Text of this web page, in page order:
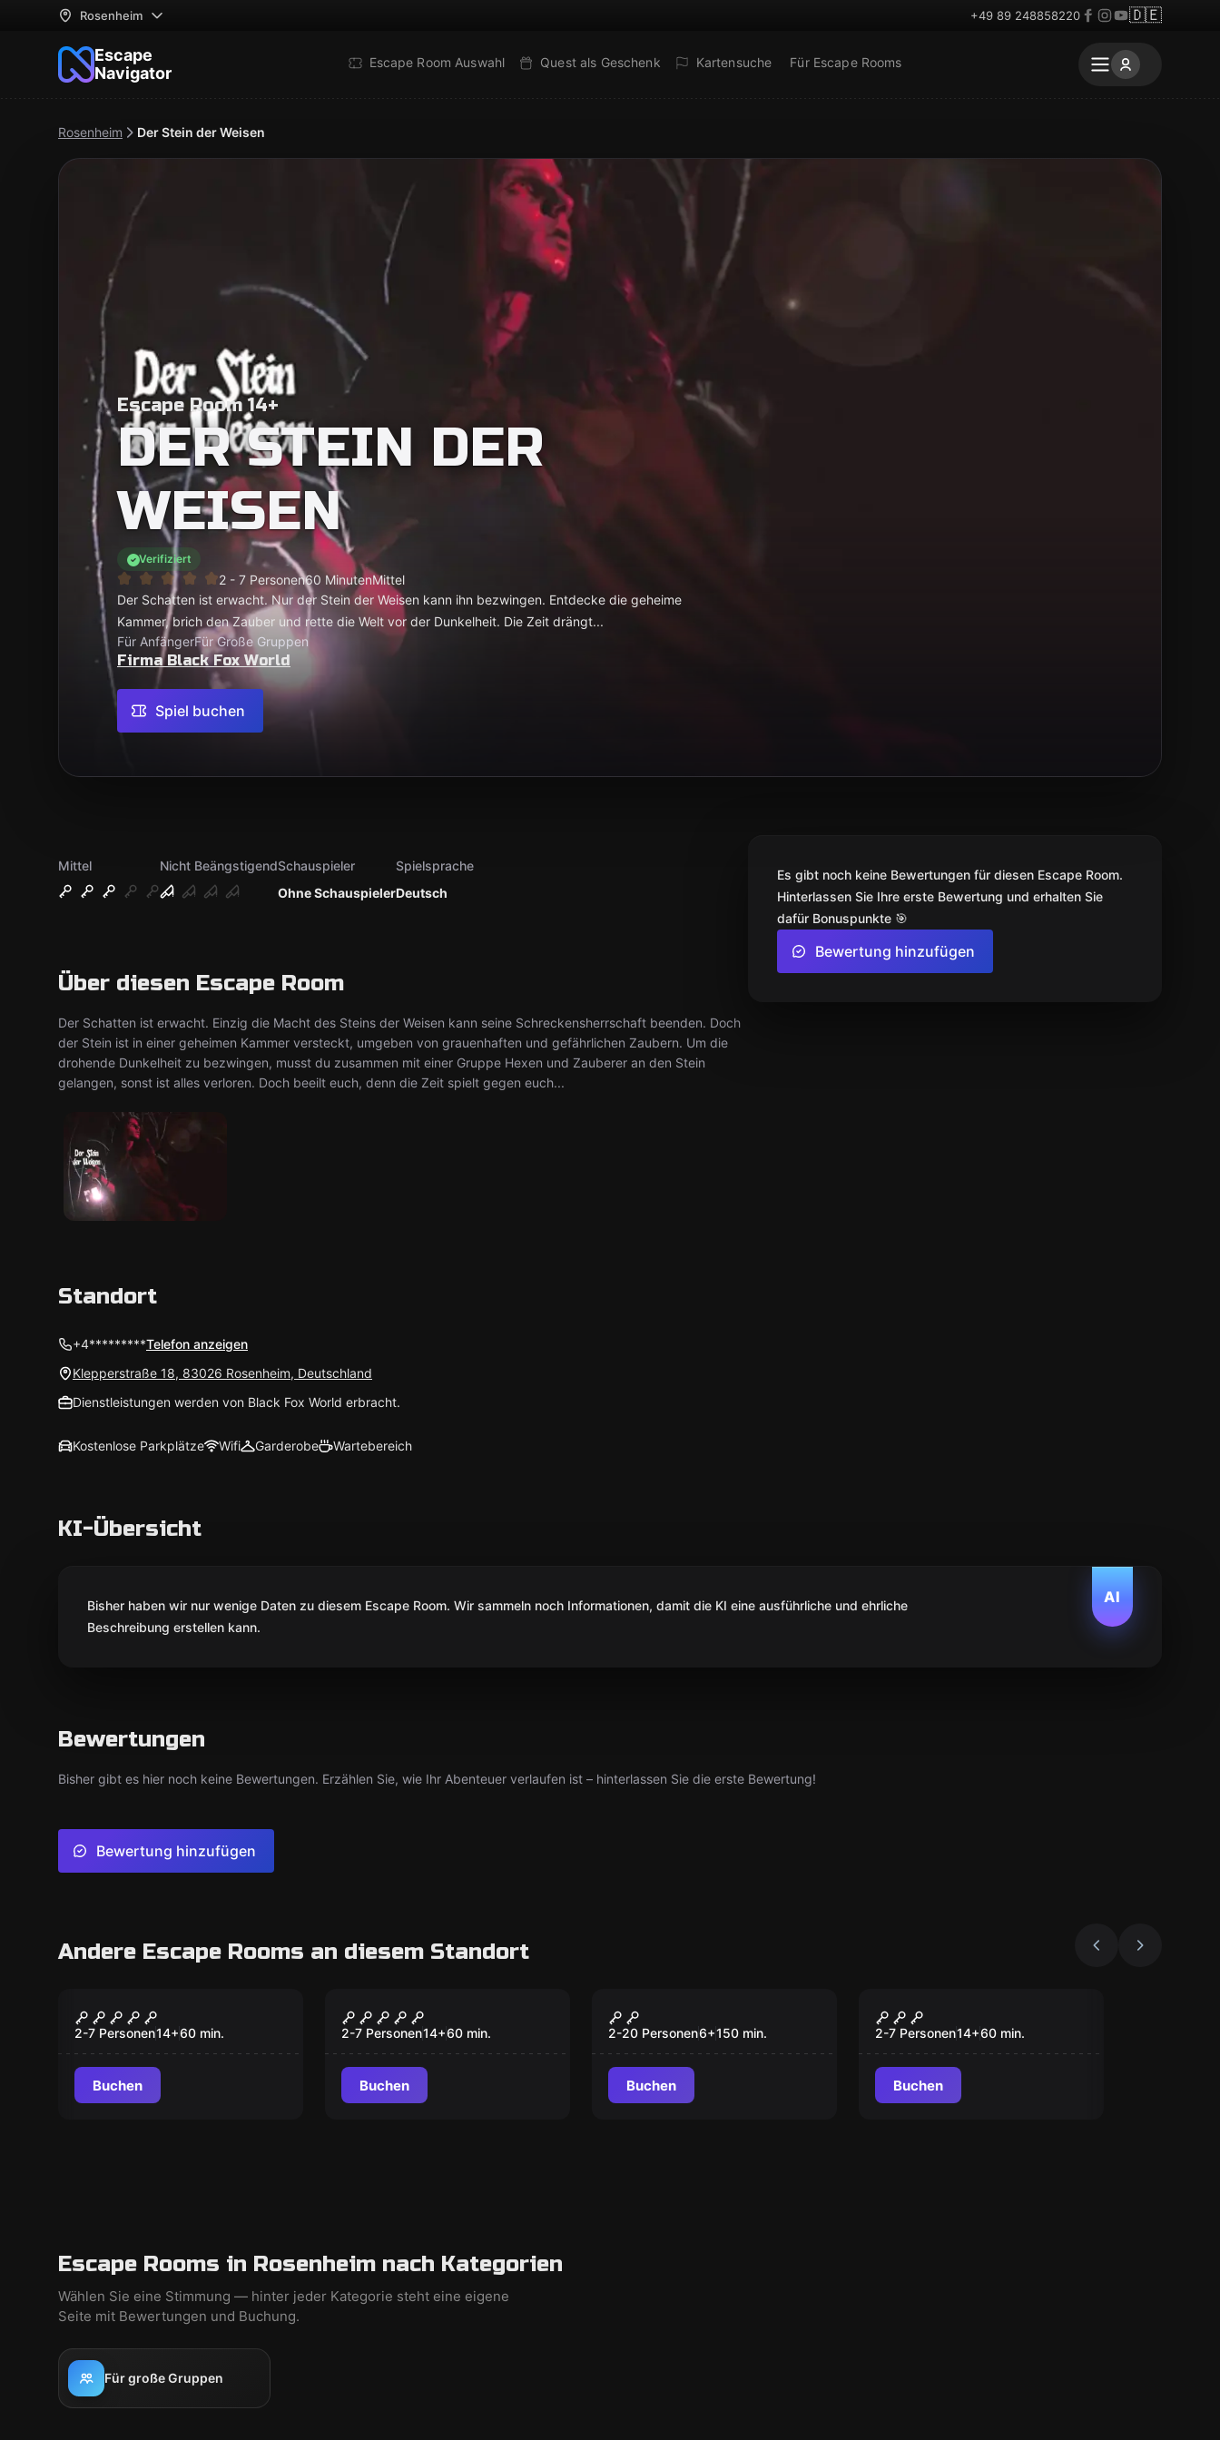
Rosenheim +49 89 248858220 🇩🇪
Escape
Navigator
Escape Room Auswahl Quest als Geschenk Kartensuche Für Escape Rooms
Rosenheim Der Stein der Weisen
Escape Room 14+
DER STEIN DER
WEISEN
Verifiziert
2 - 7 Personen60 MinutenMittel
Der Schatten ist erwacht. Nur der Stein der Weisen kann ihn bezwingen. Entdecke die geheime
Kammer, brich den Zauber und rette die Welt vor der Dunkelheit. Die Zeit drängt...
Für AnfängerFür Große Gruppen
Firma Black Fox World
Spiel buchen
Mittel
Nicht Beängstigend
Ohne Schauspieler
Schauspieler
Deutsch
Spielsprache
Über diesen Escape Room
Der Schatten ist erwacht. Einzig die Macht des Steins der Weisen kann seine Schreckensherrschaft beenden. Doch
der Stein ist in einer geheimen Kammer versteckt, umgeben von grauenhaften und gefährlichen Zaubern. Um die
drohende Dunkelheit zu bezwingen, musst du zusammen mit einer Gruppe Hexen und Zauberer an den Stein
gelangen, sonst ist alles verloren. Doch beeilt euch, denn die Zeit spielt gegen euch...
Es gibt noch keine Bewertungen für diesen Escape Room.
Hinterlassen Sie Ihre erste Bewertung und erhalten Sie
dafür Bonuspunkte 🎯
Bewertung hinzufügen
Standort
+4*********Telefon anzeigen
Klepperstraße 18, 83026 Rosenheim, Deutschland
Dienstleistungen werden von Black Fox World erbracht.
Kostenlose Parkplätze Wifi Garderobe Wartebereich
KI-Übersicht
AI
Bisher haben wir nur wenige Daten zu diesem Escape Room. Wir sammeln noch Informationen, damit die KI eine ausführliche und ehrliche
Beschreibung erstellen kann.
Bewertungen
Bisher gibt es hier noch keine Bewertungen. Erzählen Sie, wie Ihr Abenteuer verlaufen ist – hinterlassen Sie die erste Bewertung!
Bewertung hinzufügen
Andere Escape Rooms an diesem Standort
Jack the Ripper
2-7 Personen14+60 min.
Buchen
Tempel des Todes
2-7 Personen14+60 min.
Buchen
Der Schatz der
Mangfall Piraten
2-20 Personen6+150 min.
Buchen
Jagdhütte
2-7 Personen14+60 min.
Buchen
Escape Rooms in Rosenheim nach Kategorien
Wählen Sie eine Stimmung — hinter jeder Kategorie steht eine eigene
Seite mit Bewertungen und Buchung.
Für große Gruppen